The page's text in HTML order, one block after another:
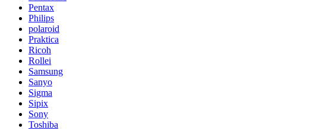
Pentax
Philips
polaroid
Praktica
Ricoh
Rollei
Samsung
Sanyo
Sigma
Sipix
Sony
Toshiba